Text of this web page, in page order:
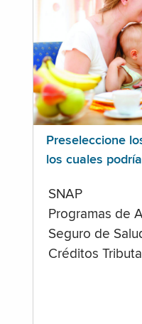
Preseleccione
los cuales
SNAP
Programas de
Seguro de
Créditos